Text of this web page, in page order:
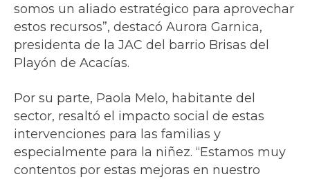
somos un aliado estratégico para aprovechar
estos recursos”, destacó Aurora Garnica,
presidenta de la JAC del barrio Brisas del
Playón de Acacías.
Por su parte, Paola Melo, habitante del
sector, resaltó el impacto social de estas
intervenciones para las familias y
especialmente para la niñez. “Estamos muy
contentos por estas mejoras en nuestro